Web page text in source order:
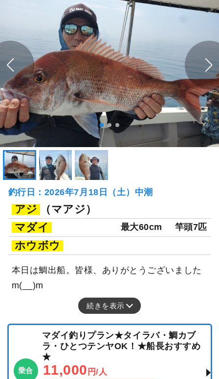
釣行日：2026年7月18日（土）中潮
アジ
（マアジ）
マダイ
最大60cm 竿頭7匹
ホウボウ
本日は鯛出船。皆様、ありがとうございました
m(__)m
続きを表示
乗合
マダイ釣りプラン★タイラバ・鯛カブ
ラ・ひとつテンヤOK！★船長おすすめ
★
11,000 円/人